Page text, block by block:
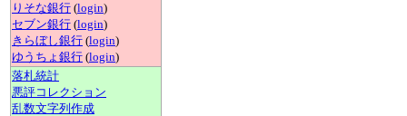
りそな銀行 (login)
セブン銀行 (login)
きらぼし銀行 (login)
ゆうちょ銀行 (login)
落札統計
悪評コレクション
乱数文字列作成